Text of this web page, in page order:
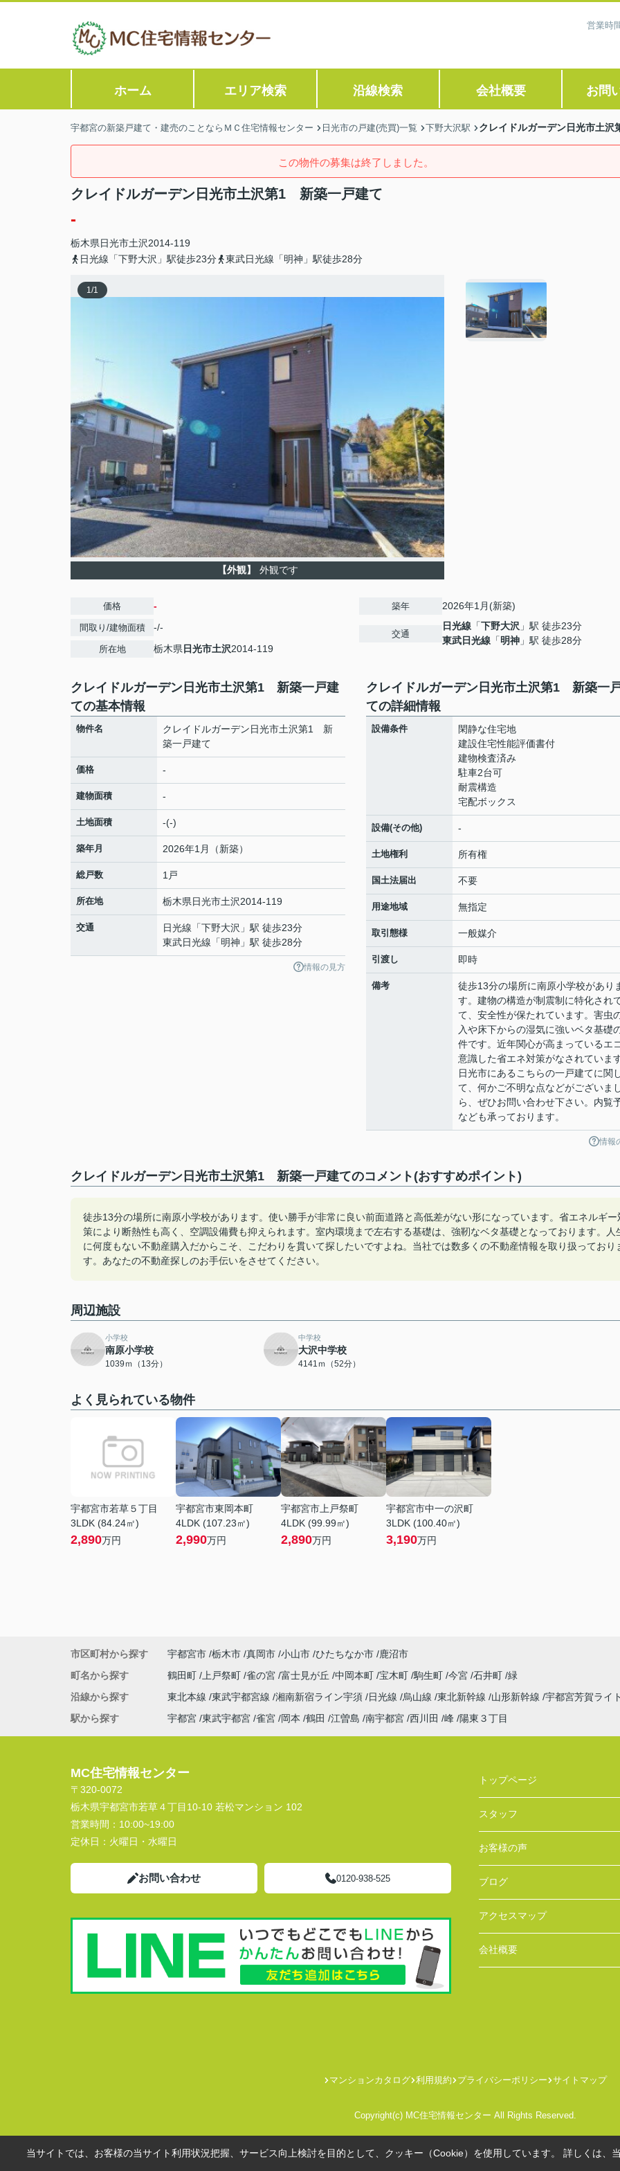
営業時
ホーム エリア検索 沿線検索 会社概要 お問
宇都宮の新築戸建て・建売のことならＭＣ住宅情報センター 日光市の戸建(売買)一覧 下野大沢駅 クレイドルガーデン日光市土
この物件の募集は終了しました。
クレイドルガーデン日光市土沢第1 新築一戸建て
-
栃木県日光市土沢2014-119
日光線「下野大沢」駅徒歩23分
東武日光線「明神」駅徒歩28分
1/1
【外観】 外観です
価格 -
間取り/建物面積 -/-
所在地 栃木県 日光市土沢2014-119
築年 2026年1月(新築)
交通
日光線 「下野大沢 」駅 徒歩23分
東武日光線 「明神 」駅 徒歩28分
クレイドルガーデン日光市土沢第1 新築一戸建
ての基本情報
物件名
クレイドルガーデン日光市土沢第1 新
築一戸建て
価格 -
建物面積 -
土地面積 -(-)
築年月 2026年1月（新築）
総戸数 1戸
所在地 栃木県日光市土沢2014-119
交通 日光線 「下野大沢 」駅 徒歩23分
東武日光線 「明神 」駅 徒歩28分
情報の見方
クレイドルガーデン日光市土沢第1 新築一
ての詳細情報
設備条件
閑静な住宅地
建設住宅性能評価書付
建物検査済み
駐車2台可
耐震構造
宅配ボックス
設備(その他) -
土地権利 所有権
国土法届出 不要
用途地域 無指定
取引態様 一般媒介
引渡し 即時
備考
徒歩13分の場所に南原小学校があり
す。建物の構造が制震制に特化され
て、安全性が保たれています。害虫
入や床下からの湿気に強いベタ基礎
件です。近年関心が高まっているエ
意識した省エネ対策がなされていま
日光市にあるこちらの一戸建てに関
て、何かご不明な点などがございま
ら、ぜひお問い合わせ下さい。内覧
なども承っております。
情報
クレイドルガーデン日光市土沢第1 新築一戸建てのコメント(おすすめポイント)
徒歩13分の場所に南原小学校があります。使い勝手が非常に良い前面道路と高低差がない形になっています。省エネルギー
策により断熱性も高く、空調設備費も抑えられます。室内環境まで左右する基礎は、強靭なベタ基礎となっております。人
に何度もない不動産購入だからこそ、こだわりを貫いて探したいですよね。当社では数多くの不動産情報を取り扱っており
す。あなたの不動産探しのお手伝いをさせてください。
周辺施設
小学校
南原小学校
1039ｍ（13分）
中学校
大沢中学校
4141ｍ（52分）
よく見られている物件
宇都宮市若草５丁目
3LDK (84.24㎡)
2,890万円
宇都宮市東岡本町
4LDK (107.23㎡)
2,990万円
宇都宮市上戸祭町
4LDK (99.99㎡)
2,890万円
宇都宮市中一の沢町
3LDK (100.40㎡)
3,190万円
市区町村から探す 宇都宮市 栃木市 真岡市 小山市 ひたちなか市
鹿沼市
町名から探す
鶴田町 上戸祭町 雀の宮 富士見が丘 中岡本町 宝木町 駒生町 今宮 石井町 緑
沿線から探す
東北本線 東武宇都宮線 湘南新宿ライン宇須 日光線 烏山線 東北新幹線 山形新幹線 宇都宮芳賀ライ
駅から探す
宇都宮 東武宇都宮 雀宮 岡本 鶴田 江曽島 南宇都宮 西川田 峰 陽東３丁目
MC住宅情報センター
〒320-0072
栃木県宇都宮市若草４丁目10-10 若松マンション 102
営業時間： 10:00~19:00
定休日： 火曜日・水曜日
お問い合わせ 0120-938-525
トップページ
スタッフ
お客様の声
ブログ
アクセスマップ
会社概要
マンションカタログ 利用規約 プライバシーポリシー サイトマップ
Copyright(c) MC住宅情報センター All Rights Reserved.
当サイトでは、お客様の当サイト利用状況把握、サービス向上検討を目的として、クッキー（Cookie）を使用しています。 詳しくは、